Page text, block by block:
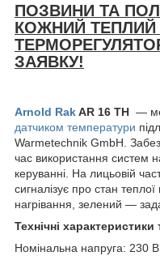
ПОЗВИНИ ТА
КОЖНИЙ ТЕПЛИЙ
ЗАЯВКУ!
Arnold RakAR 16 TH —
датчиком температури
Warmetechnik GmbH.
час використання систем
керуванні. На лицьовій
сигналізує про стан
нагрівання, зелений —
Технічні
Номінальна напруга: 230 В